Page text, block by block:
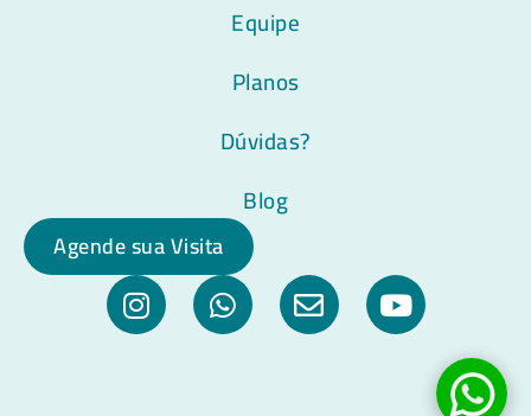
Equipe
Planos
Dúvidas?
Blog
Agende sua Visita